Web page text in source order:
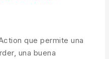
que permite una
una buena